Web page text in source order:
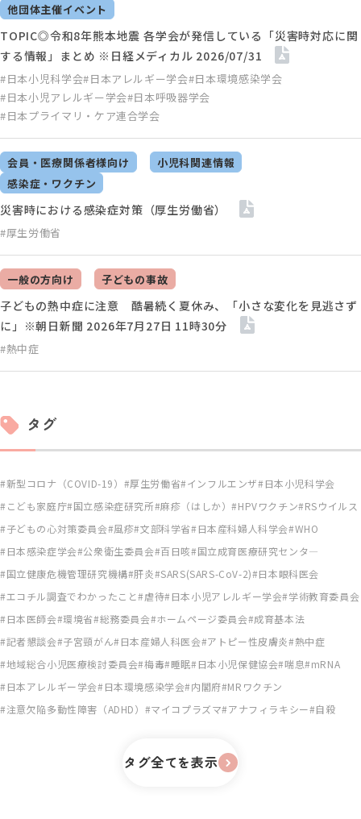
他団体主催イベント
#日本小児科学会#日本アレルギー学会#日本環境感染学会
#日本小児アレルギー学会#日本呼吸器学会
#日本プライマリ・ケア連合学会
TOPIC◎令和8年熊本地震 各学会が発信している「災害時対応に関
する情報」まとめ ※日経メディカル 2026/07/31
会員・医療関係者様向け
小児科関連情報
感染症・ワクチン
#厚生労働省
災害時における感染症対策（厚生労働省）
一般の方向け 子どもの事故
#熱中症
子どもの熱中症に注意 酷暑続く夏休み、「小さな変化を見逃さず
に」※朝日新聞 2026年7月27日 11時30分
タグ
新型コロナ（COVID-19） 厚生労働省 インフルエンザ 日本小児科学会
こども家庭庁 国立感染症研究所 麻疹（はしか） HPVワクチン RSウイルス
子どもの心対策委員会 風疹 文部科学省 日本産科婦人科学会 WHO
日本感染症学会 公衆衛生委員会 百日咳 国立成育医療研究センタ―
国立健康危機管理研究機構 肝炎 SARS(SARS-CoV-2)
日本眼科医会
エコチル調査でわかったこと 虐待 日本小児アレルギー学会 学術教育委員会
日本医師会 環境省 総務委員会 ホームページ委員会 成育基本法
記者懇談会 子宮頸がん 日本産婦人科医会 アトピー性皮膚炎 熱中症
地域総合小児医療検討委員会 梅毒 睡眠 日本小児保健協会 喘息 mRNA
日本アレルギー学会 日本環境感染学会 内閣府 MRワクチン
注意欠陥多動性障害（ADHD）
マイコプラズマ アナフィラキシー 自殺
タグ全てを表示